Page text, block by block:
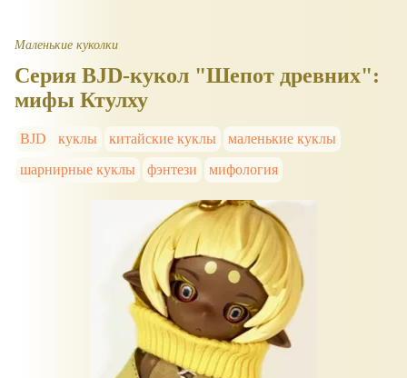
Маленькие куколки
Серия BJD-кукол "Шепот древних":
мифы Ктулху
BJD куклы китайские куклы
маленькие куклы
шарнирные куклы
фэнтези мифология